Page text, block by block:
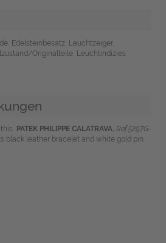
Edelsteinbesatz, Leuchtzeiger,
Originalteile, Leuchtindizies
PATEK PHILIPPE CALATRAVA, Ref.5297G-
black leather bracelet and white gold pin